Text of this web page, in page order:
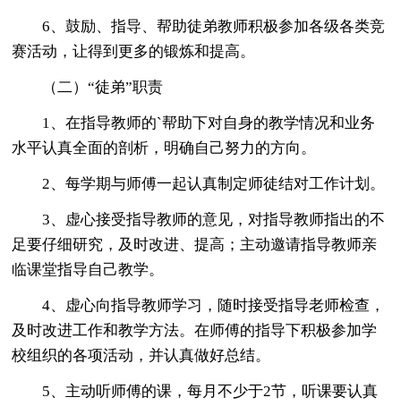
6、鼓励、指导、帮助徒弟教师积极参加各级各类竞
赛活动，让得到更多的锻炼和提高。
（二）“徒弟”职责
1、在指导教师的`帮助下对自身的教学情况和业务
水平认真全面的剖析，明确自己努力的方向。
2、每学期与师傅一起认真制定师徒结对工作计划。
3、虚心接受指导教师的意见，对指导教师指出的不
足要仔细研究，及时改进、提高；主动邀请指导教师亲
临课堂指导自己教学。
4、虚心向指导教师学习，随时接受指导老师检查，
及时改进工作和教学方法。在师傅的指导下积极参加学
校组织的各项活动，并认真做好总结。
5、主动听师傅的课，每月不少于2节，听课要认真